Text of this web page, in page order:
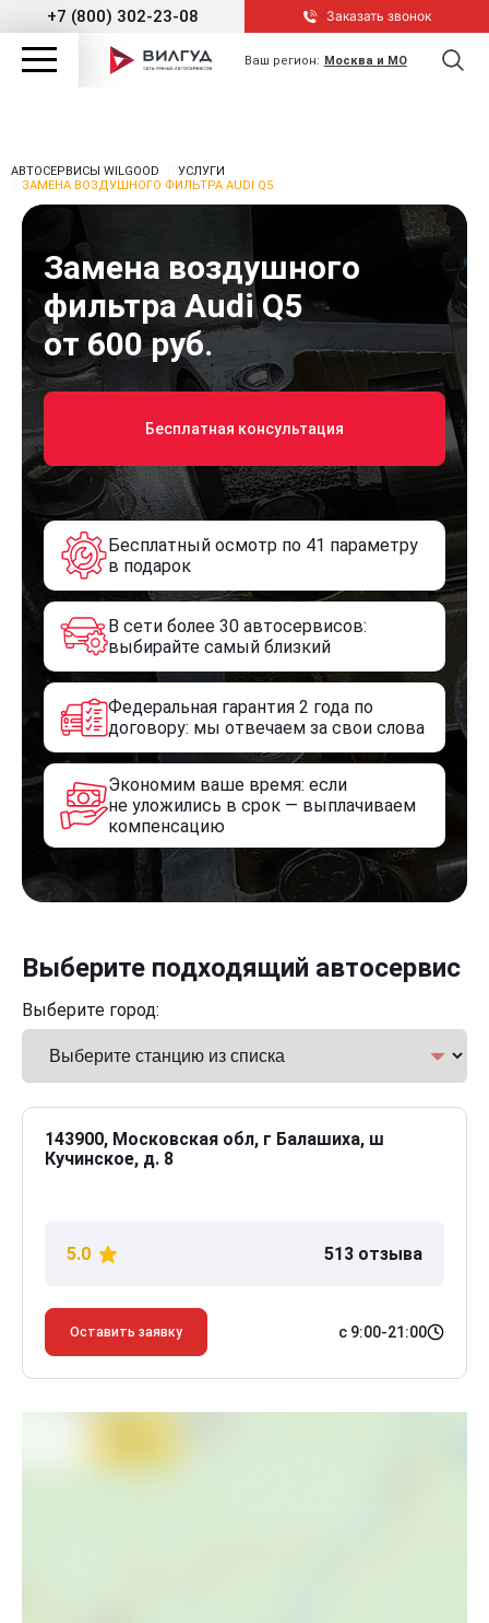
+7 (800) 302-23-08 Заказать звонок
Ваш регион: Москва и МО
АВТОСЕРВИСЫ WILGOOD
УСЛУГИ
ЗАМЕНА ВОЗДУШНОГО ФИЛЬТРА AUDI Q5
Замена воздушного
фильтра Audi Q5
от 600 руб.
Бесплатная консультация
Бесплатный осмотр по 41 параметру
в подарок
В сети более 30 автосервисов:
выбирайте самый близкий
Федеральная гарантия 2 года по
договору: мы отвечаем за свои слова
Экономим ваше время: если
не уложились в срок — выплачиваем
компенсацию
Выберите подходящий автосервис
Выберите город:
143900, Московская обл, г Балашиха, ш
Кучинское, д. 8
5.0 513 отзыва
Оставить заявку с 9:00-21:00